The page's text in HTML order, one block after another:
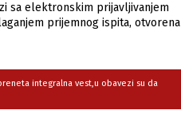
sa elektronskim prijavljivanjem
prijemnog ispita, otvorena
integralna vest,u obavezi su da